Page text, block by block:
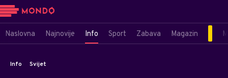
Naslovna Najnovije Info Sport Zabava Magazin
Info Svijet